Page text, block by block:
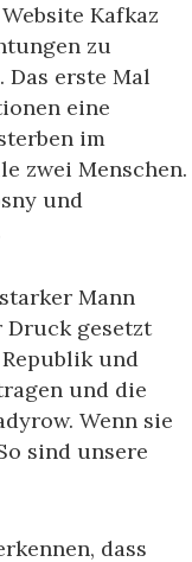
Kafkaz
zu
Das erste Mal
eine
im
zwei Menschen.
und
Mann
Druck gesetzt
und
und die
Wenn sie
sind unsere
dass